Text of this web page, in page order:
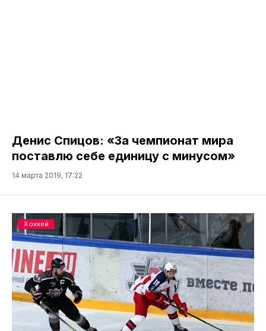
Денис Спицов: «За чемпионат мира
поставлю себе единицу с минусом»
14 марта 2019, 17:22
Хоккей